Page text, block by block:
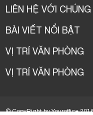
LIÊN HỆ VỚI CHÚNG
BÀI VIẾT NỔI BẬT
VỊ TRÍ VĂN PHÒNG
VỊ TRÍ VĂN PHÒNG
© CopyRight by Youroffice